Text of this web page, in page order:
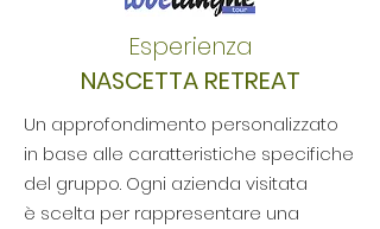
Esperienza
NASCETTA RETREAT
Un approfondimento personalizzato
in base alle caratteristiche specifiche
del gruppo. Ogni azienda visitata
è scelta per rappresentare una